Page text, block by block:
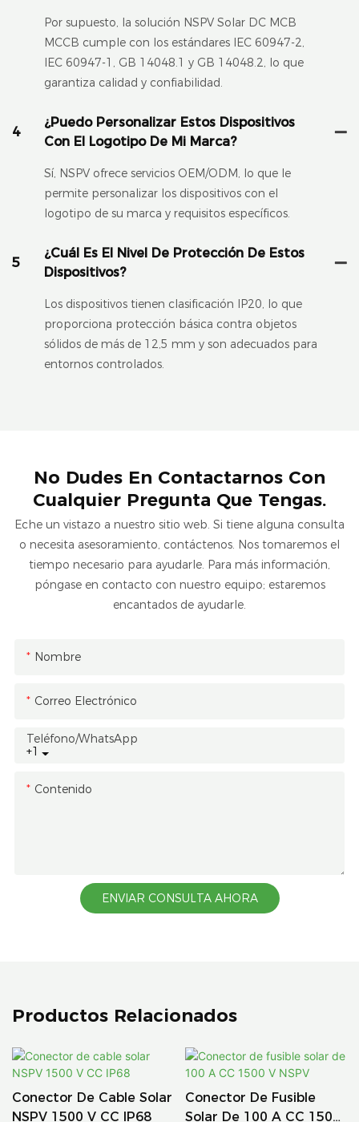
Por supuesto, la solución NSPV Solar DC MCB
MCCB cumple con los estándares IEC 60947-2,
IEC 60947-1, GB 14048.1 y GB 14048.2, lo que
garantiza calidad y confiabilidad.
4
¿Puedo Personalizar Estos Dispositivos
Con El Logotipo De Mi Marca?
Sí, NSPV ofrece servicios OEM/ODM, lo que le
permite personalizar los dispositivos con el
logotipo de su marca y requisitos específicos.
5
¿Cuál Es El Nivel De Protección De Estos
Dispositivos?
Los dispositivos tienen clasificación IP20, lo que
proporciona protección básica contra objetos
sólidos de más de 12,5 mm y son adecuados para
entornos controlados.
No Dudes En Contactarnos Con
Cualquier Pregunta Que Tengas.
Eche un vistazo a nuestro sitio web. Si tiene alguna consulta
o necesita asesoramiento, contáctenos. Nos tomaremos el
tiempo necesario para ayudarle. Para más información,
póngase en contacto con nuestro equipo; estaremos
encantados de ayudarle.
Nombre
Correo Electrónico
+1
Teléfono/WhatsApp
Contenido
ENVIAR CONSULTA AHORA
Productos Relacionados
Conector De Cable Solar
NSPV 1500 V CC IP68
Conector De Fusible
Solar De 100 A CC 1500